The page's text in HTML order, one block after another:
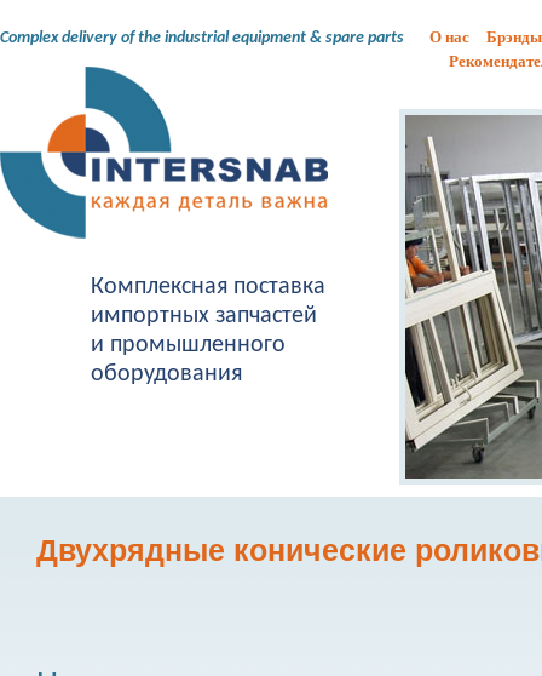
Complex delivery of the industrial equipment & spare parts
Комплексная поставка
импортных запчастей
и промышленного
оборудования
О нас
Брэнды
Двухрядные конические